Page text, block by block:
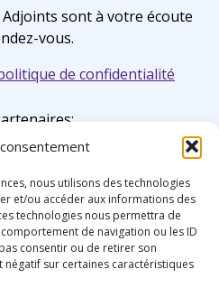
nous utilisons des technologies
et/ou accéder aux informations des
technologies nous permettra de
de navigation ou les ID
consentir ou de retirer son
sur certaines caractéristiques
sont à votre écoute
vous.
de confidentialité